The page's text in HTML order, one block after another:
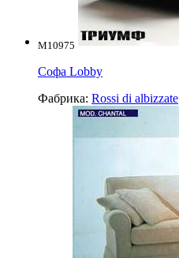
M10975
Софа Lobby
Фабрика: Rossi di albizzate